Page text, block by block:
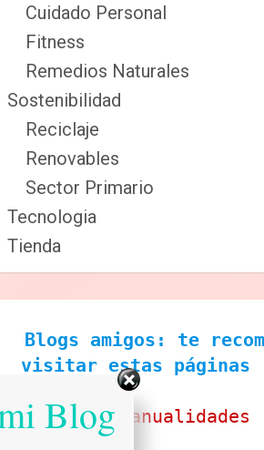
Cuidado Personal
Fitness
Remedios Naturales
Sostenibilidad
Reciclaje
Renovables
Sector Primario
Tecnologia
Tienda
Blogs amigos: te
visitar estas páginas
Ecobrisa Manualidades
Blog